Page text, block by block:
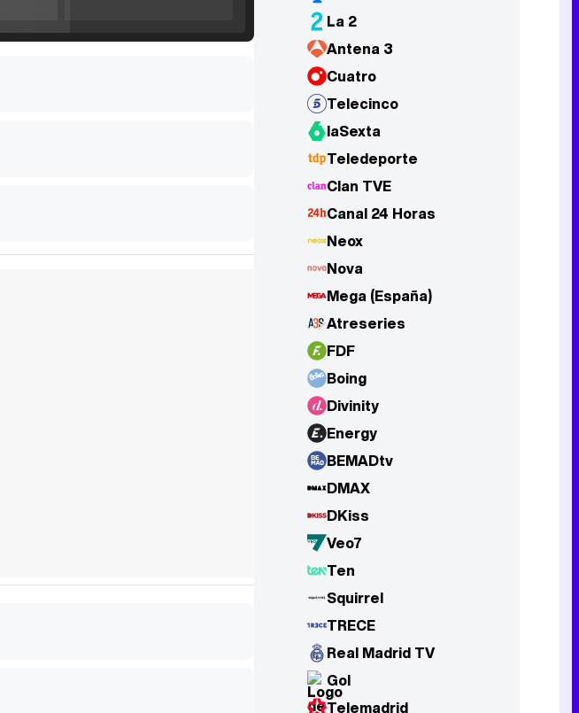
La 2
Antena 3
Cuatro
Telecinco
laSexta
Teledeporte
Clan TVE
Canal 24 Horas
Neox
Nova
Mega (España)
Atreseries
FDF
Boing
Divinity
Energy
BEMADtv
DMAX
DKiss
Veo7
Ten
Squirrel
TRECE
Real Madrid TV
Gol
Telemadrid